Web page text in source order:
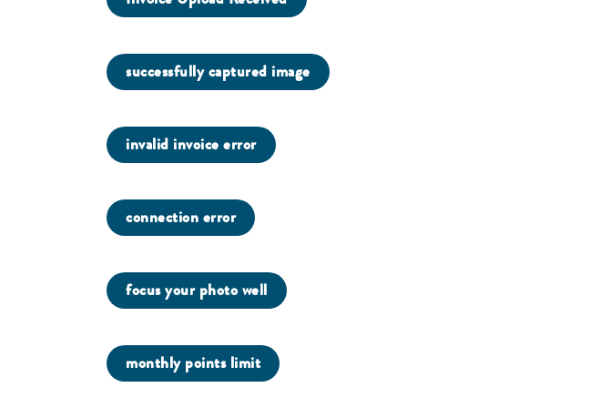
successfully captured image
invalid invoice error
connection error
focus your photo well
monthly points limit